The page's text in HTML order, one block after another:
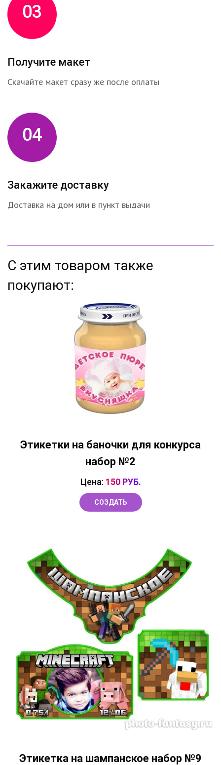
03
Получите макет
Скачайте макет сразу же после оплаты
04
Закажите доставку
Доставка на дом или в пункт выдачи
С этим товаром также
покупают:
Этикетки на баночки для конкурса
набор №2
Цена: 150 РУБ.
СОЗДАТЬ
Этикетка на шампанское набор №9